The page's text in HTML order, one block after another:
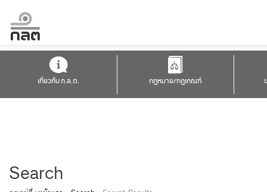
เกี่ยวกับ ก.ล.ต. กฎหมาย/กฎเกณฑ์
Search